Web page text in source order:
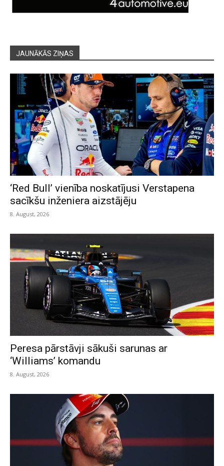
JAUNĀKĀS ZIŅAS
‘Red Bull’ vienība noskatījusi Verstapena
sacīkšu inženiera aizstājēju
8. August, 2026
Peresa pārstāvji sākuši sarunas ar
‘Williams’ komandu
8. August, 2026